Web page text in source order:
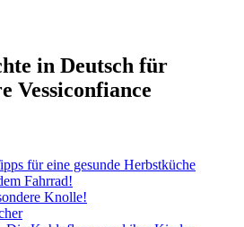
in Deutsch für
Vessiconfiance
für eine gesunde Herbstküche
Fahrrad!
Knolle!